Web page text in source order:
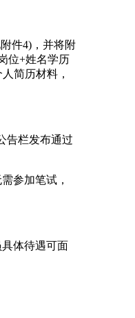
件4)，并将附
位+姓名学历
简历材料，
告栏发布通过
参加笔试，
体待遇可面